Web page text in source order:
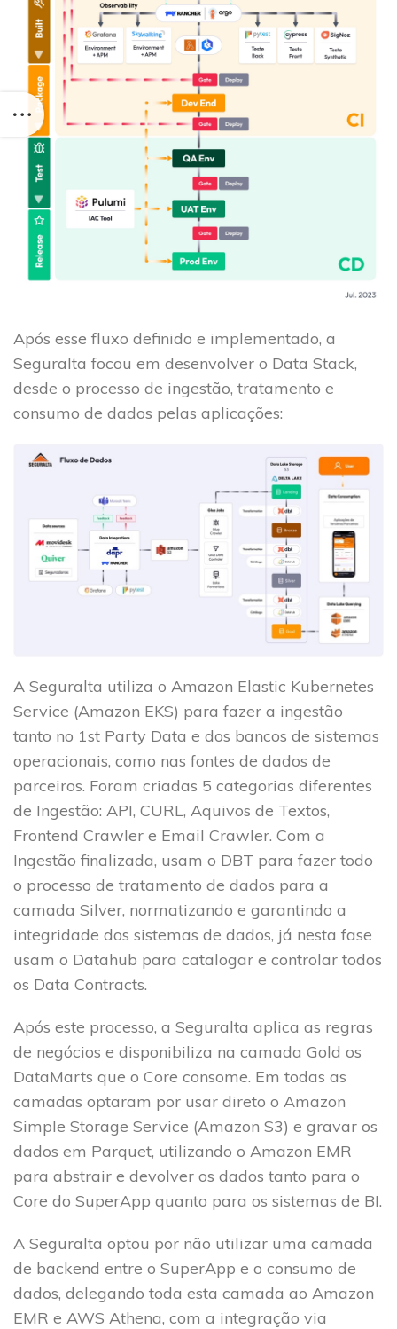
Após esse fluxo definido e implementado, a
Seguralta focou em desenvolver o Data Stack,
desde o processo de ingestão, tratamento e
consumo de dados pelas aplicações:
A Seguralta utiliza o Amazon Elastic Kubernetes
Service (Amazon EKS) para fazer a ingestão
tanto no 1st Party Data e dos bancos de sistemas
operacionais, como nas fontes de dados de
parceiros. Foram criadas 5 categorias diferentes
de Ingestão: API, CURL, Aquivos de Textos,
Frontend Crawler e Email Crawler. Com a
Ingestão finalizada, usam o DBT para fazer todo
o processo de tratamento de dados para a
camada Silver, normatizando e garantindo a
integridade dos sistemas de dados, já nesta fase
usam o Datahub para catalogar e controlar todos
os Data Contracts.
Após este processo, a Seguralta aplica as regras
de negócios e disponibiliza na camada Gold os
DataMarts que o Core consome. Em todas as
camadas optaram por usar direto o Amazon
Simple Storage Service (Amazon S3) e gravar os
dados em Parquet, utilizando o Amazon EMR
para abstrair e devolver os dados tanto para o
Core do SuperApp quanto para os sistemas de BI.
A Seguralta optou por não utilizar uma camada
de backend entre o SuperApp e o consumo de
dados, delegando toda esta camada ao Amazon
EMR e AWS Athena, com a integração via